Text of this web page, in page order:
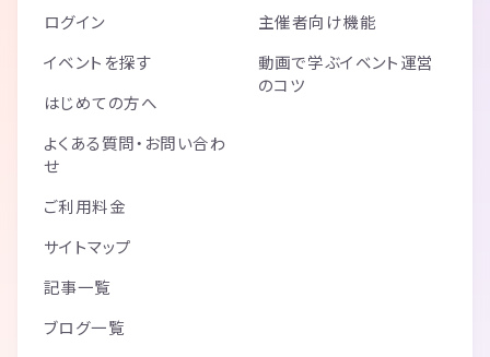
ログイン
イベントを探す
はじめての方へ
よくある質問・お問い合わ
せ
ご利用料金
サイトマップ
記事一覧
ブログ一覧
主催者向け機能
動画で学ぶイベント運営
のコツ